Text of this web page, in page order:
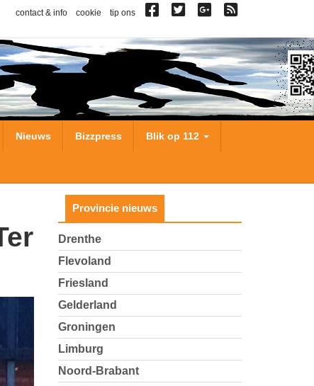
contact & info cookie tip ons
Nieuws Bizzpress Blik op 112
Provincie nieuws
Drenthe
Flevoland
Friesland
Gelderland
Groningen
Limburg
Noord-Brabant